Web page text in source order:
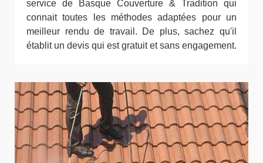
service de Basque Couverture & Tradition qui
connait toutes les méthodes adaptées pour un
meilleur rendu de travail. De plus, sachez qu'il
établit un devis qui est gratuit et sans engagement.